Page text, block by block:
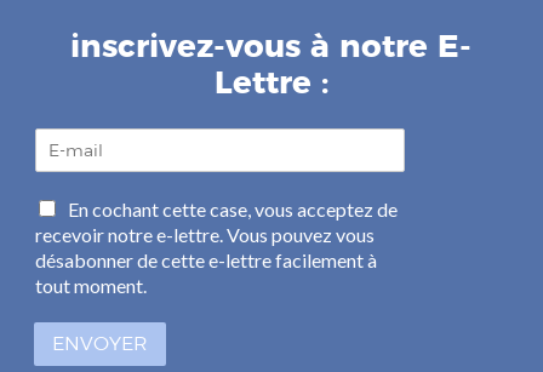
inscrivez-vous à notre E-
Lettre :
a
i
l
*
C
a
s
e
à
En cochant cette case, vous acceptez de
recevoir notre e-lettre. Vous pouvez vous
désabonner de cette e-lettre facilement à
tout moment.
ENVOYER